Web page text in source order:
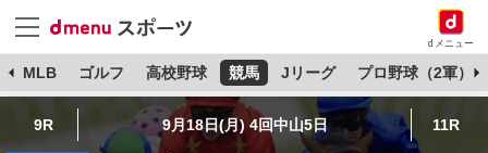
dメニュー
MLB ゴルフ 高校野球 競馬 Jリーグ プロ野球（2軍）
9R 9月18日(月) 4回中山5日 11R